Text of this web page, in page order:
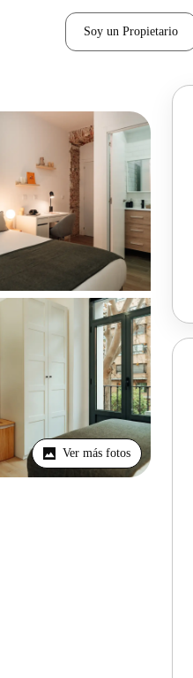
Soy un Propietario
Ver más fotos